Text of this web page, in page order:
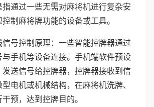
通过一些无需对麻将机进行复杂安
制麻将牌功能的设备或工具。
信号控制原理：一些智能控牌器通过
手机等设备连接。手机端软件预设
送信号给控牌器，控牌器接收到信
电机或机械结构，在麻将机洗牌、
预，达到控牌目的。